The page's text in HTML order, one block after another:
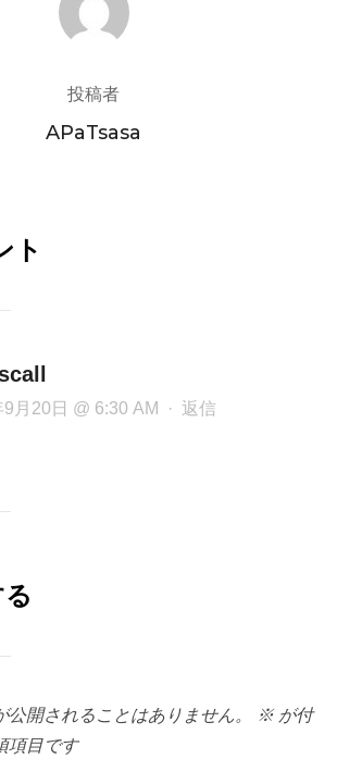
投稿者
APaTsasa
ト
月20日 @ 6:30 AM · 返信
公開されることはありません。 ※が付
項目です